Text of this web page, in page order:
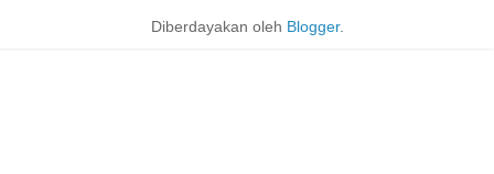
Diberdayakan oleh Blogger.